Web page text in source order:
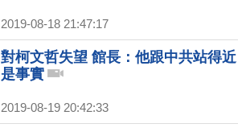
2019-08-18 21:47:17
對柯文哲失望 館長：他跟中共站得近
是事實
2019-08-19 20:42:33